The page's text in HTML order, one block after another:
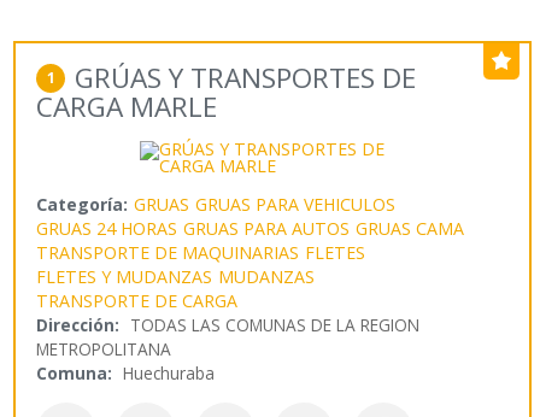
1 GRÚAS Y TRANSPORTES DE
CARGA MARLE
Categoría: GRUAS GRUAS PARA VEHICULOS
GRUAS 24 HORAS GRUAS PARA AUTOS GRUAS CAMA
TRANSPORTE DE MAQUINARIAS FLETES
FLETES Y MUDANZAS MUDANZAS
TRANSPORTE DE CARGA
Dirección: TODAS LAS COMUNAS DE LA REGION
METROPOLITANA
Comuna: Huechuraba